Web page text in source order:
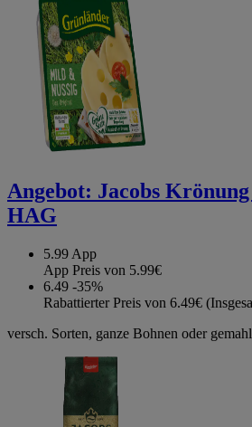
Angebot: Jacobs
HAG
5.99 App
App Preis von 5.99€
6.49 -35%
Rabattierter Preis von 6.49€
versch. Sorten, ganze Bohnen oder